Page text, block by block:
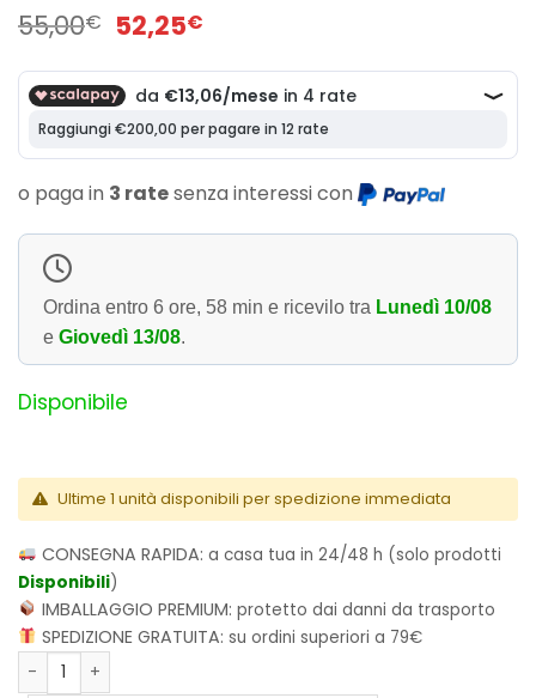
55,00€ Il
prezzo
originale
era:
55,00€.
52,25€
attuale
è:
52,25€.
o paga in 3 ratesenza interessi con
Ordina entro 6 ore, 58 min e ricevilo tra Lunedì 10/08
e Giovedì 13/08.
Disponibile
Ultime 1 unità disponibili per spedizione immediata
CONSEGNA RAPIDA:a casa tua in 24/48 h (solo prodotti
Disponibili)
IMBALLAGGIO PREMIUM:protetto dai danni da trasporto
SPEDIZIONE GRATUITA:su ordini superiori a 79€
Spider-Man: La saga del clone Parte 1 Volume 2 - La tela